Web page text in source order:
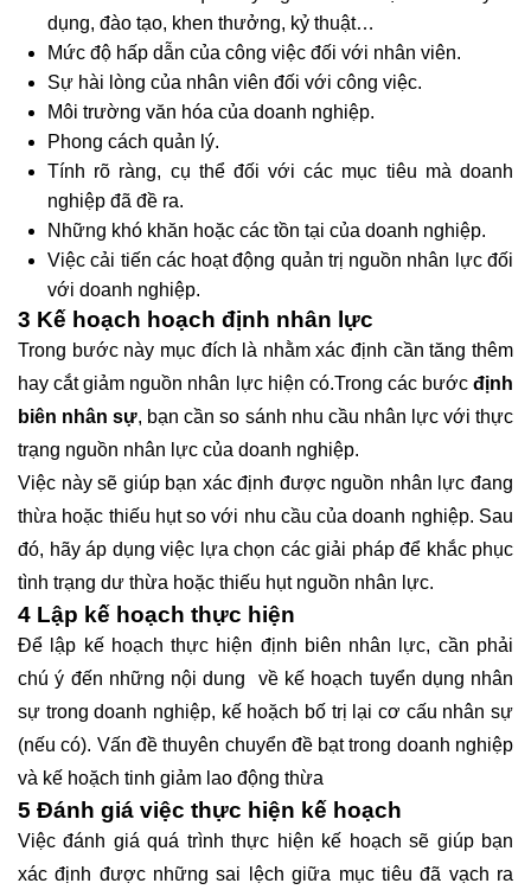
dụng, đào tạo, khen thưởng, kỷ thuật…
Mức độ hấp dẫn của công việc đối với nhân viên.
Sự hài lòng của nhân viên đối với công việc.
Môi trường văn hóa của doanh nghiệp.
Phong cách quản lý.
Tính rõ ràng, cụ thể đối với các mục tiêu mà doanh
nghiệp đã đề ra.
Những khó khăn hoặc các tồn tại của doanh nghiệp.
Việc cải tiến các hoạt động quản trị nguồn nhân lực đối
với doanh nghiệp.
3 Kế hoạch hoạch định nhân lực
Trong bước này mục đích là nhằm xác định cần tăng thêm
hay cắt giảm nguồn nhân lực hiện có.Trong các bước định
biên nhân sự, bạn cần so sánh nhu cầu nhân lực với thực
trạng nguồn nhân lực của doanh nghiệp.
Việc này sẽ giúp bạn xác định được nguồn nhân lực đang
thừa hoặc thiếu hụt so với nhu cầu của doanh nghiệp. Sau
đó, hãy áp dụng việc lựa chọn các giải pháp để khắc phục
tình trạng dư thừa hoặc thiếu hụt nguồn nhân lực.
4 Lập kế hoạch thực hiện
Để lập kế hoạch thực hiện định biên nhân lực, cần phải
chú ý đến những nội dung về kế hoạch tuyển dụng nhân
sự trong doanh nghiệp, kế hoặch bố trị lại cơ cấu nhân sự
(nếu có). Vấn đề thuyên chuyển đề bạt trong doanh nghiệp
và kế hoặch tinh giảm lao động thừa
5 Đánh giá việc thực hiện kế hoạch
Việc đánh giá quá trình thực hiện kế hoạch sẽ giúp bạn
xác định được những sai lệch giữa mục tiêu đã vạch ra